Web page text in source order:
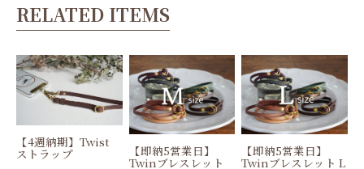
RELATED ITEMS
【4週納期】Twist
ストラップ 【即納5営業日】
Twinブレスレット
【即納5営業日】
Twinブレスレット L